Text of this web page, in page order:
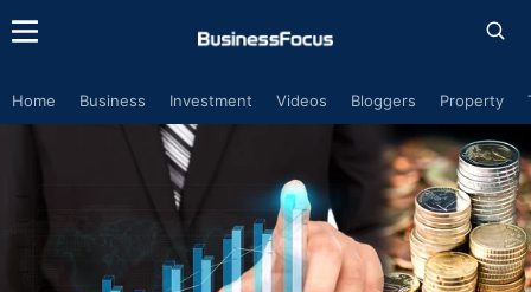
Home Business Investment Videos Bloggers Property